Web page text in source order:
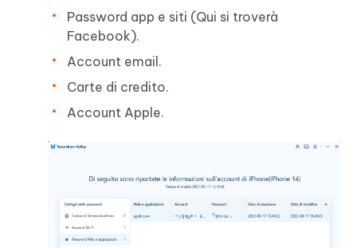
Password app e siti (Qui si troverà
Facebook).
Account email.
Carte di credito.
Account Apple.